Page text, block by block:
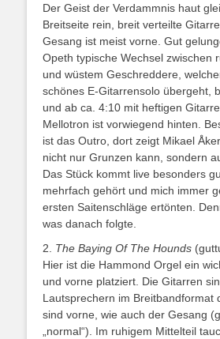
Der Geist der Verdammnis haut
Breitseite rein, breit verteilte
Gesang ist meist vorne. Gut
Opeth typische Wechsel zwischen
und wüstem Geschreddere,
schönes E-Gitarrensolo übergeht,
und ab ca. 4:10 mit heftigen
Mellotron ist vorwiegend hinten.
ist das Outro, dort zeigt Mikael
nicht nur Grunzen kann, sondern
Das Stück kommt live besonders
mehrfach gehört und mich immer
ersten Saitenschläge ertönten.
was danach folgte.
2. The Baying Of The Hounds
Hier ist die Hammond Orgel ein
und vorne platziert. Die Gitarren
Lautsprechern im Breitbandformat
sind vorne, wie auch der Gesang
„normal“). Im ruhigem Mittelteil